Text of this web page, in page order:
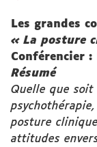
Les grandes
« La posture
Conférencier :
Résumé
Quelle que soit
posture
attitudes